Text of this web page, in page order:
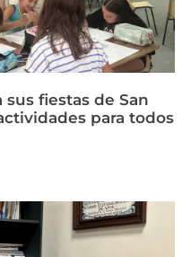
fiestas de San
para todos